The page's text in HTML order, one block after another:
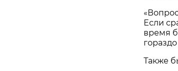
Если
время
Также